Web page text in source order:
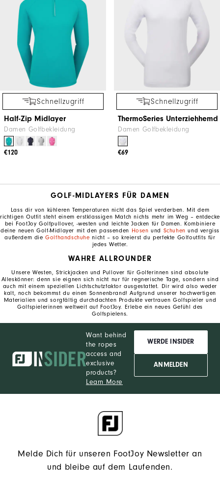
Schnellzugriff
Half-Zip Midlayer
Damen Golfbekleidung
€120
Schnellzugriff
ThermoSeries Unterziehhemd
Damen Golfbekleidung
€69
GOLF-MIDLAYERS FÜR DAMEN
Lass dir von kühleren Temperaturen nicht das Spiel verderben. Mit dem
richtigen Outfit steht einem erstklassigen Match nichts mehr im Weg – entdecke
bei FootJoy Golfpullover, -westen und leichte Jacken für Damen. Kombiniere
deine neuen Golf-Midlayer mit den passenden Hosen und Schuhen und vergiss
außerdem dieGolfhandschuhe nicht – so kreierst du perfekte Golfoutfits für
jedes Wetter.
WAHRE ALLROUNDER
Unsere Westen, Strickjacken und Pullover für Golferinnen sind absolute
Alleskönner: denn sie eignen sich nicht nur für regnerische Tage, sondern sind
auch mit einem speziellen Lichtschutzfaktor ausgestattet. Dir wird also weder
kalt, noch bekommst du einen Sonnenbrand! Aufgrund unserer hochwertigen
Materialien und sorgfältig durchdachten Produkte vertrauen Golfspieler und
Golfspielerinnen weltweit auf FootJoy. Erlebe ein neues Gefühl des
Golfspielens.
Want behind
the ropes
access and
exclusive
products?
Learn More
WERDE INSIDER
ANMELDEN
Melde Dich für unseren FootJoy Newsletter an
und bleibe auf dem Laufenden.